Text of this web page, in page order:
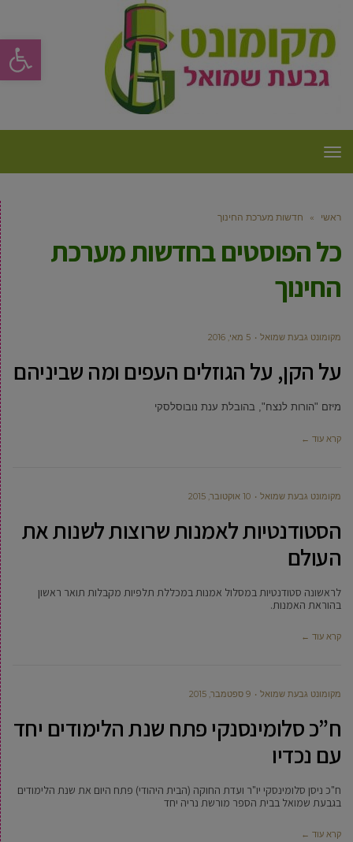
פתח
תפריט
ראשי » חדשות מערכת החינוך
כל הפוסטים בחדשות מערכת
החינוך
מקומונט גבעת שמואל 5 מאי, 2016
על הקן, על הגוזלים העפים ומה שביניהם
מיזם "הורות לנצח", בהובלת ענת נובוסלסקי
קרא עוד ←
מקומונט גבעת שמואל 10 אוקטובר, 2015
הסטודנטיות לאמנות שרוצות לשנות את
העולם
לראשונה סטודנטיות במסלול אמנות במכללת תלפיות מקבלות תואר ראשון
בהוראת האמנות.
קרא עוד ←
מקומונט גבעת שמואל 9 ספטמבר, 2015
ח”כ סלומינסנקי פתח שנת הלימודים יחד
עם נכדיו
ח"כ ניסן סלומינסקי יו"ר ועדת החוקה (הבית היהודי) פתח היום את שנת הלימודים
בגבעת שמואל בבית הספר מורשת נריה יחד
קרא עוד ←